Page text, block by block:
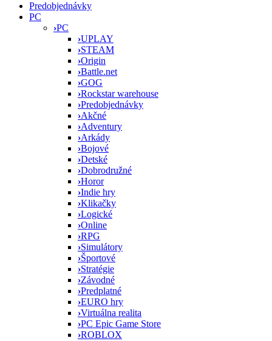
Predobjednávky
PC
›PC
›UPLAY
›STEAM
›Origin
›Battle.net
›GOG
›Rockstar warehouse
›Predobjednávky
›Akčné
›Adventury
›Arkády
›Bojové
›Detské
›Dobrodružné
›Horor
›Indie hry
›Klikačky
›Logické
›Online
›RPG
›Simulátory
›Športové
›Stratégie
›Závodné
›Predplatné
›EURO hry
›Virtuálna realita
›PC Epic Game Store
›ROBLOX